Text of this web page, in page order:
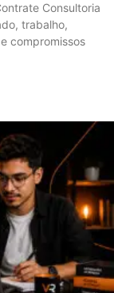
Consultoria
trabalho,
compromissos